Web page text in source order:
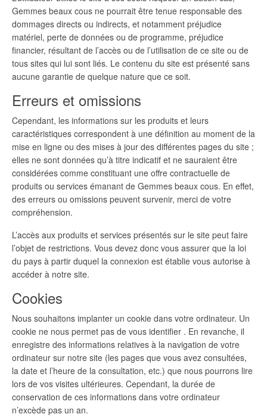
Gemmes beaux cous ne pourrait être tenue responsable des
dommages directs ou indirects, et notamment préjudice
matériel, perte de données ou de programme, préjudice
financier, résultant de l’accès ou de l’utilisation de ce site ou de
tous sites qui lui sont liés. Le contenu du site est présenté sans
aucune garantie de quelque nature que ce soit.
Erreurs et omissions
Cependant, les informations sur les produits et leurs
caractéristiques correspondent à une définition au moment de la
mise en ligne ou des mises à jour des différentes pages du site ;
elles ne sont données qu’à titre indicatif et ne sauraient être
considérées comme constituant une offre contractuelle de
produits ou services émanant de Gemmes beaux cous. En effet,
des erreurs ou omissions peuvent survenir, merci de votre
compréhension.
L’accès aux produits et services présentés sur le site peut faire
l’objet de restrictions. Vous devez donc vous assurer que la loi
du pays à partir duquel la connexion est établie vous autorise à
accéder à notre site.
Cookies
Nous souhaitons implanter un cookie dans votre ordinateur. Un
cookie ne nous permet pas de vous identifier . En revanche, il
enregistre des informations relatives à la navigation de votre
ordinateur sur notre site (les pages que vous avez consultées,
la date et l’heure de la consultation, etc.) que nous pourrons lire
lors de vos visites ultérieures. Cependant, la durée de
conservation de ces informations dans votre ordinateur
n’excède pas un an.